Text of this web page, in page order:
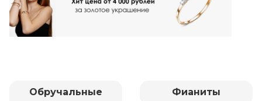
Обручальные Фианиты